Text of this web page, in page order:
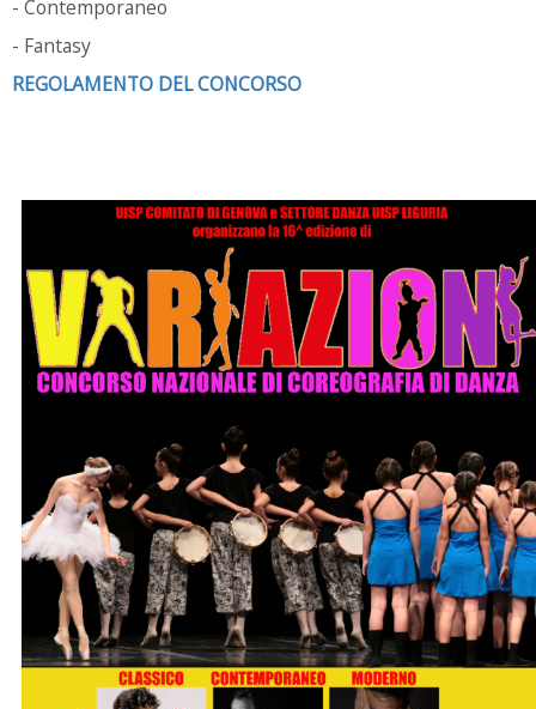
- Contemporaneo
- Fantasy
REGOLAMENTO DEL CONCORSO